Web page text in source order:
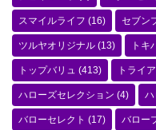
スマイルライフ (16) セブン
ツルヤオリジナル (13) トキ
トップバリュ (413) トライ
ハローズセレクション (4) ハ
バローセレクト (17) バロー